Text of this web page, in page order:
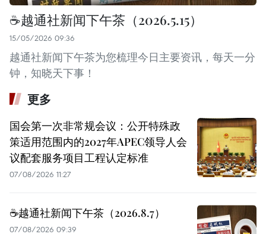
☕️越通社新闻下午茶（2026.5.15）
15/05/2026 09:36
越通社新闻下午茶为您梳理今日主要资讯，每天一分
钟，知晓天下事！
更多
国会第一次非常规会议：公开特殊政
策适用范围内的2027年APEC领导人会
议配套服务项目工程认定标准
07/08/2026 11:27
☕️越通社新闻下午茶（2026.8.7）
07/08/2026 09:39